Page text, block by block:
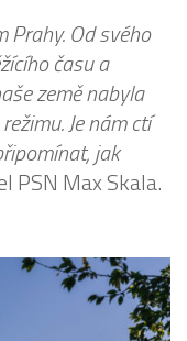
Prahy. Od svého
času a
země nabyla
Je nám ctí
jak
PSN Max Skala.